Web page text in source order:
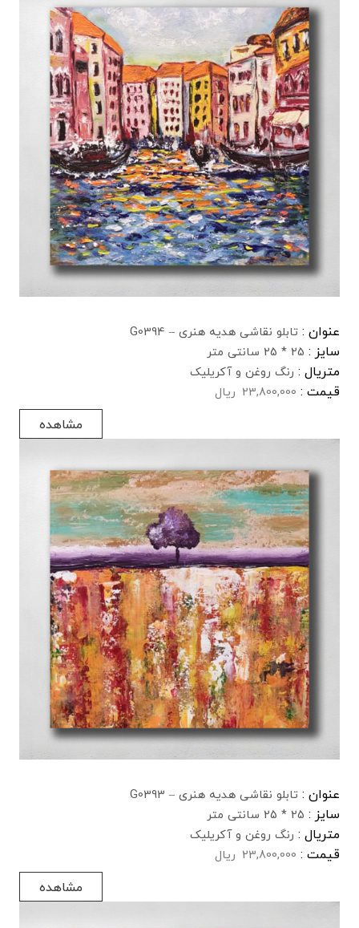
عنوان : تابلو نقاشی هدیه هنری – G0394
سایز : 25 * 25 سانتی متر
متریال : رنگ روغن و آکریلیک
قیمت : 23,800,000 ریال
مشاهده
عنوان : تابلو نقاشی هدیه هنری – G0393
سایز : 25 * 25 سانتی متر
متریال : رنگ روغن و آکریلیک
قیمت : 23,800,000 ریال
مشاهده